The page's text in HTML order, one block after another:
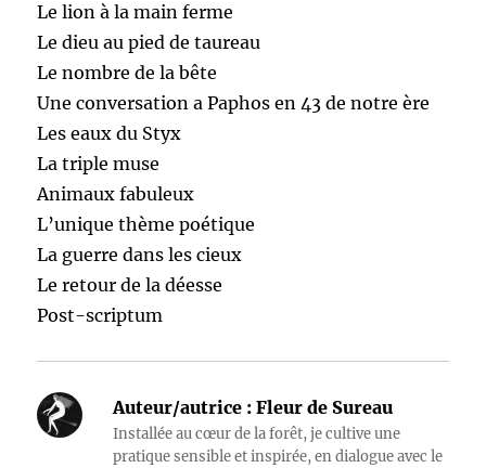
Le lion à la main ferme
Le dieu au pied de taureau
Le nombre de la bête
Une conversation a Paphos en 43 de notre ère
Les eaux du Styx
La triple muse
Animaux fabuleux
L’unique thème poétique
La guerre dans les cieux
Le retour de la déesse
Post-scriptum
Auteur/autrice : Fleur de Sureau
Installée au cœur de la forêt, je cultive une
pratique sensible et inspirée, en dialogue avec le